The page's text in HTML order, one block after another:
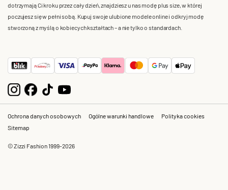
dotrzymają Ci kroku przez cały dzień, znajdziesz u nas modę plus size, w której
poczujesz się w pełni sobą. Kupuj swoje ulubione modele online i odkryj modę
stworzoną z myślą o kobiecych kształtach – a nie tylko o standardach.
Ochrona danych osobowych Ogólne warunki handlowe
Polityka cookies
Sitemap
© Zizzi Fashion 1999-2026